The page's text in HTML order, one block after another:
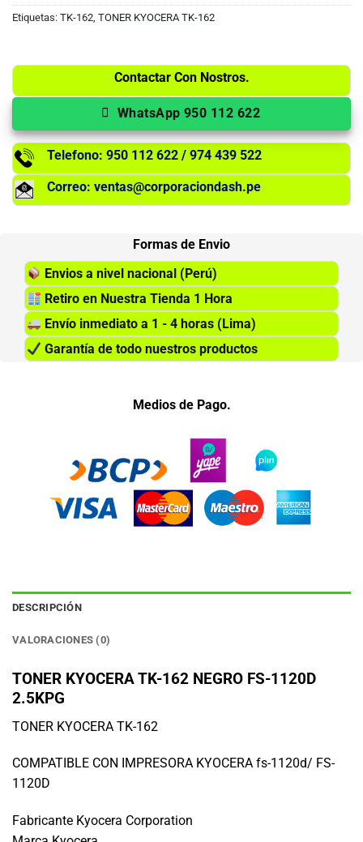
Etiquetas: TK-162, TONER KYOCERA TK-162
Contactar Con Nostros.
WhatsApp 950 112 622
Telefono: 950 112 622 / 974 439 522
Correo: ventas@corporaciondash.pe
Formas de Envio
Envios a nivel nacional (Perú)
Retiro en Nuestra Tienda 1 Hora
Envío inmediato a 1 - 4 horas (Lima)
Garantía de todo nuestros productos
Medios de Pago.
DESCRIPCIÓN
VALORACIONES (0)
TONER KYOCERA TK-162 NEGRO FS-1120D
2.5KPG
TONER KYOCERA TK-162
COMPATIBLE CON IMPRESORA KYOCERA fs-1120d/ FS-
1120D
Fabricante Kyocera Corporation